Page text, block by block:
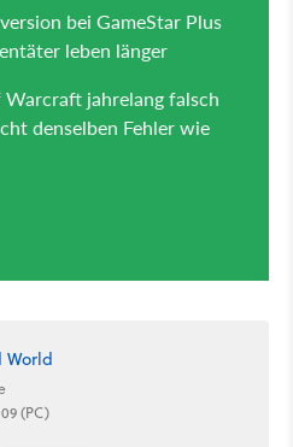
World
(PC)